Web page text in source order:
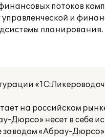
потоков
и
планирования.
на российском
Дюрсо» несет в себе
«Абрау-Дюрсо»